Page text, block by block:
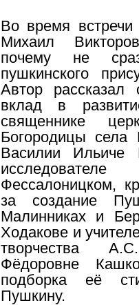
Во время встречи
Михаил
почему не
пушкинского
Автор
вклад в
священнике
Богородицы села
Василии Ильиче
Фессалоницком,
за создание
Малинниках и
Ходакове и
творчества
Фёдоровне
подборка её
Пушкину.